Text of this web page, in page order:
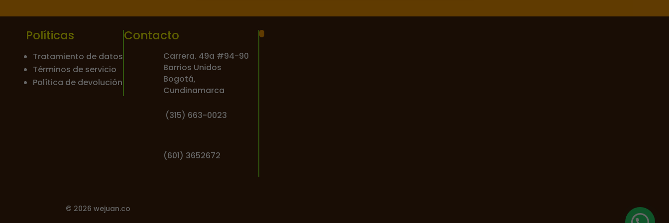
Políticas
Tratamiento de datos
Términos de servicio
Política de devolución
Contacto
Carrera. 49a #94-90
Barrios Unidos
Bogotá,
Cundinamarca
(315) 663-0023
(601) 3652672
© 2026 wejuan.co